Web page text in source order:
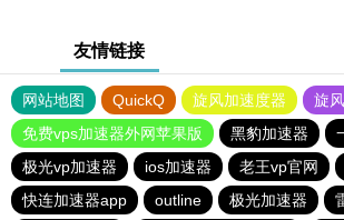
友情链接
网站地图 QuickQ 旋风加速度器 旋风
免费vps加速器外网苹果版
黑豹加速器
极光vp加速器
ios加速器 老王vp官网
快连加速器app
outline 极光加速器